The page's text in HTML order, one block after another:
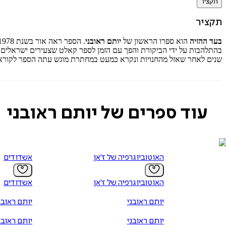
תקציר
בעד ההזיה הוא ספרו הראשון של יותם ראובני
בהתלהבות על ידי הביקורת והפך עם הזמן לספר קאלט שצעירים
שנים לאחר שאזל מהחנויות ונקרא כמעט במחתרת מוגש עתה הספר
עוד ספרים של יותם ראובני
האוטוביוגרפיה של ז'אן ריבן
האוטוביוגרפיה של ז'אן ריבן
יותם ראובני
יותם ראובני
אשדודים
אשדודים
יותם
יותם